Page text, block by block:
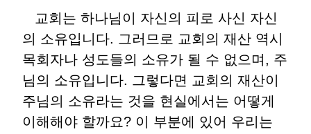
교회는 하나님이 자신의 피로 사신 자신
의 소유입니다. 그러므로 교회의 재산 역시
목회자나 성도들의 소유가 될 수 없으며 , 주
님의 소유입니다. 그렇다면 교회의 재산이
주님의 소유라는 것을 현실에서는 어떻게
이해해야 할까요? 이 부분에 있어 우리는